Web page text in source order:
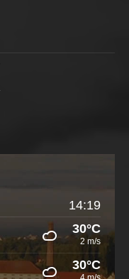
14:19
30°C
2 m/s
30°C